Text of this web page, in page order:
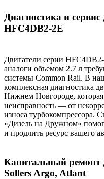
Диагностика и сервис
HFC4DB2-2E
Двигатели серии
аналоги объемом 2.7 л
системы Common Rail. В
комплексная диагностика
Нижнем Новгороде, которая
неисправность — от
износа турбокомпрессора.
«Дизель на Дружном»
и продлить ресурс вашего
Капитальный ремонт
Sollers Argo, Atlant